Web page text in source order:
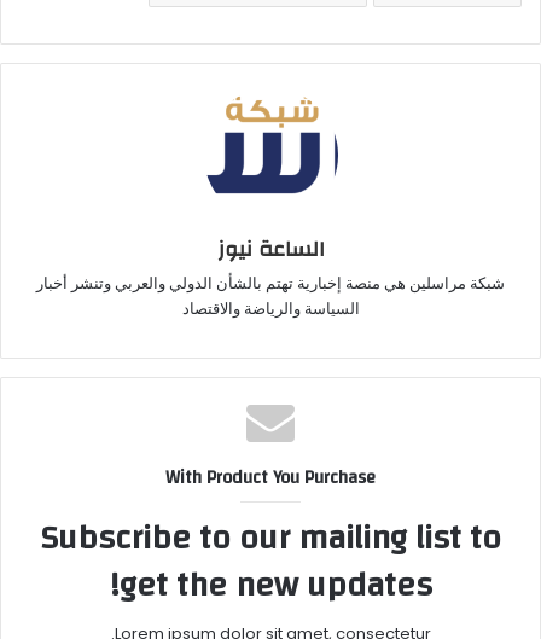
الساعة نيوز
شبكة مراسلين هي منصة إخبارية تهتم بالشأن الدولي والعربي وتنشر أخبار
السياسة والرياضة والاقتصاد
With Product You Purchase
Subscribe to our mailing list to
get the new updates!
Lorem ipsum dolor sit amet, consectetur.